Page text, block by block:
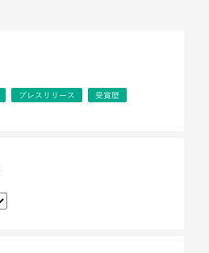
プレスリリース 受賞歴